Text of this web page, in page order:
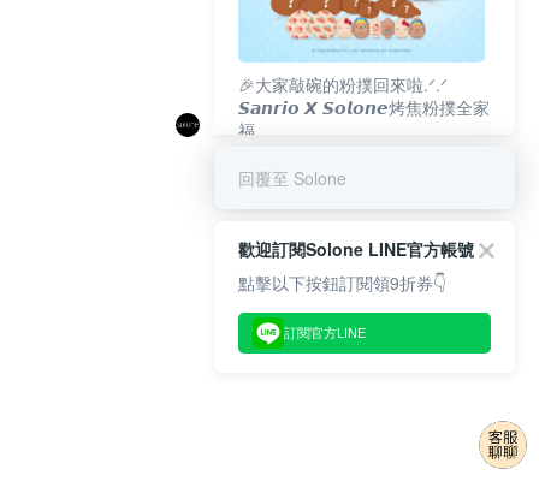
🎉大家敲碗的粉撲回來啦.ᐟ‪‪.ᐟ
𝙎𝙖𝙣𝙧𝙞𝙤 𝙓 𝙎𝙤𝙡𝙤𝙣𝙚烤焦粉撲全家
福
回覆至 Solone
歡迎訂閱Solone LINE官方帳號
點擊以下按鈕訂閱領9折券👇
訂閱官方LINE